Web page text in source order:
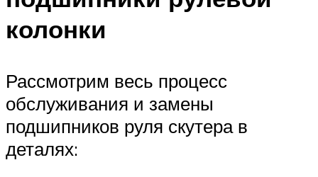
колонки
Рассмотрим весь процесс
обслуживания и замены
подшипников руля скутера в
деталях: